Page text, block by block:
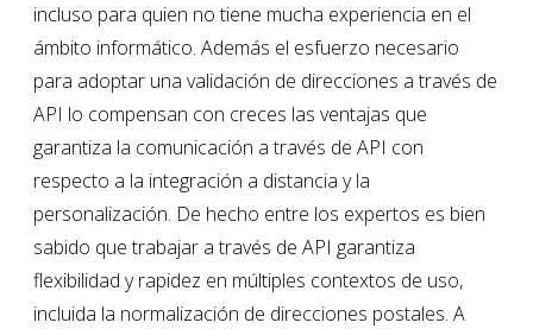
incluso para quien no tiene mucha experiencia en el
ámbito informático. Además el esfuerzo necesario
para adoptar una validación de direcciones a través de
API lo compensan con creces las ventajas que
garantiza la comunicación a través de API con
respecto a la integración a distancia y la
personalización. De hecho entre los expertos es bien
sabido que trabajar a través de API garantiza
flexibilidad y rapidez en múltiples contextos de uso,
incluida la normalización de direcciones postales. A